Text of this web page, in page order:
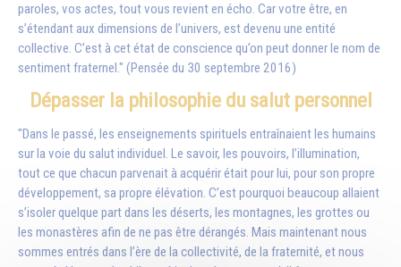
paroles, vos actes, tout vous revient en écho. Car votre être, en
s’étendant aux dimensions de l’univers, est devenu une entité
collective. C’est à cet état de conscience qu’on peut donner le nom de
sentiment fraternel." (Pensée du 30 septembre 2016)
Dépasser la philosophie du salut personnel
"Dans le passé, les enseignements spirituels entraînaient les humains
sur la voie du salut individuel. Le savoir, les pouvoirs, l’illumination,
tout ce que chacun parvenait à acquérir était pour lui, pour son propre
développement, sa propre élévation. C’est pourquoi beaucoup allaient
s’isoler quelque part dans les déserts, les montagnes, les grottes ou
les monastères afin de ne pas être dérangés. Mais maintenant nous
sommes entrés dans l’ère de la collectivité, de la fraternité, et nous